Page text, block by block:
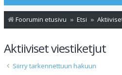
Foorumin etusivu Etsi
Aktiiviset viestiketjut
Siirry tarkennettuun hakuun